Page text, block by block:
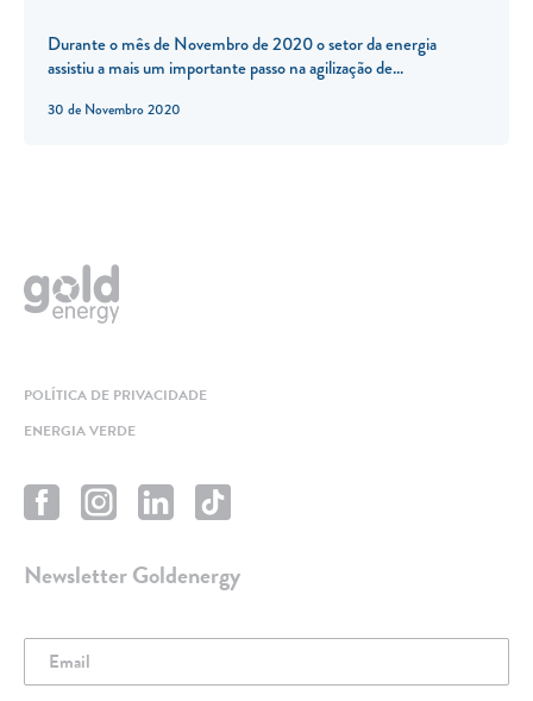
30 de Novembro 2020
Durante o mês de Novembro de 2020 o setor da energia
assistiu a mais um importante passo na agilização de...
POLÍTICA DE PRIVACIDADE
ENERGIA VERDE
Newsletter Goldenergy